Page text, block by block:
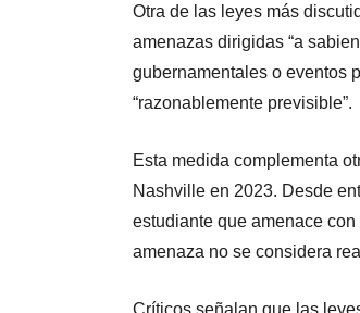
Otra de las leyes más
amenazas dirigidas “a
gubernamentales o eventos
“razonablemente previsible”.
Esta medida complementa
Nashville en 2023. Desde
estudiante que amenace
amenaza no se considera
Críticos señalan que las